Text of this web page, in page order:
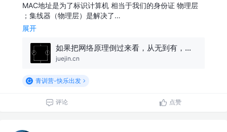
MAC地址是为了标识计算机 相当于我们的身份证 物理层
；集线器（物理层）是解决了…
展开
如果把网络原理倒过来看，从无到有，一切都清晰了（上）
juejin.cn
青训营-快乐出发
评论 点赞